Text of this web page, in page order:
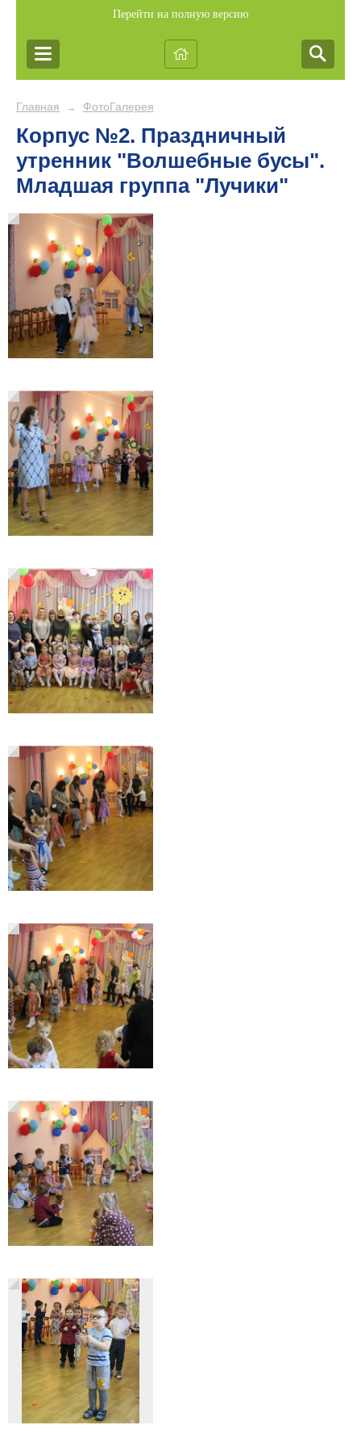
Перейти на полную версию
Главная → ФотоГалерея
Корпус №2. Праздничный
утренник "Волшебные бусы".
Младшая группа "Лучики"